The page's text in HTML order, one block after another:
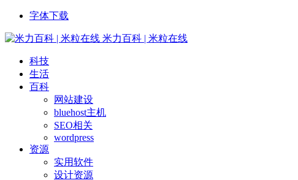
字体下载
米力百科 | 米粒在线
科技
生活
百科
网站建设
bluehost主机
SEO相关
wordpress
资源
实用软件
设计资源